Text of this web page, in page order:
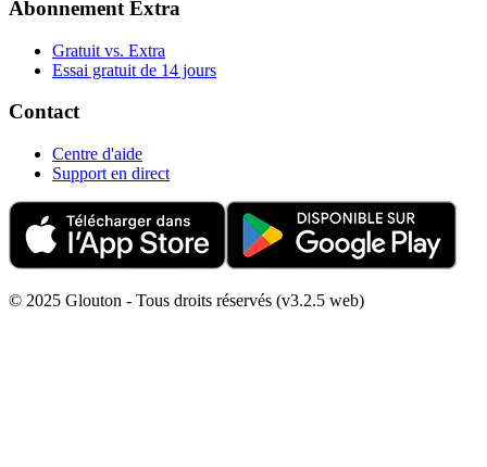
Abonnement Extra
Gratuit vs. Extra
Essai gratuit de 14 jours
Contact
Centre d'aide
Support en direct
© 2025 Glouton - Tous droits réservés (v3.2.5 web)